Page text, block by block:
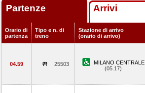
Partenze Arrivi
Orario di
partenza
Tipo e n. di
treno
Stazione di arrivo
(orario di arrivo)
04.59 25503
MILANO CENTRALE
(05.17)